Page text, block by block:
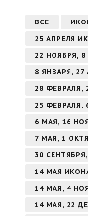
ВСЕ
25 АПРЕЛЯ
22 НОЯБРЯ,
8 ЯНВАРЯ,
28 ФЕВРАЛЯ,
25 ФЕВРАЛЯ,
6 МАЯ, 16
7 МАЯ, 1
30
14 МАЯ
14 МАЯ, 4
14 МАЯ, 22